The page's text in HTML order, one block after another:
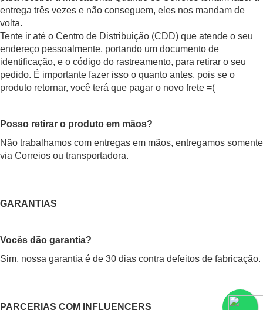
entrega três vezes e não conseguem, eles nos mandam de
volta.
Tente ir até o Centro de Distribuição (CDD) que atende o seu
endereço pessoalmente, portando um documento de
identificação, e o código do rastreamento, para retirar o seu
pedido. É importante fazer isso o quanto antes, pois se o
produto retornar, você terá que pagar o novo frete =(
Posso retirar o produto em mãos?
Não trabalhamos com entregas em mãos, entregamos somente
via Correios ou transportadora.
GARANTIAS
Vocês dão garantia?
Sim, nossa garantia é de 30 dias contra defeitos de fabricação.
PARCERIAS COM INFLUENCERS